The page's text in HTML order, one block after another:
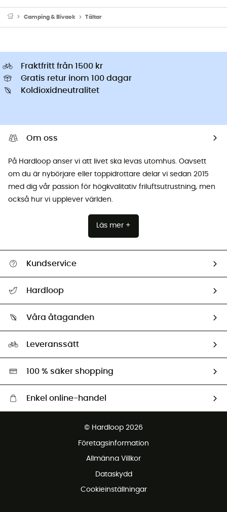
Camping & Bivack Tältar
Fraktfritt från 1500 kr
Gratis retur inom 100 dagar
Koldioxidneutralitet
Om oss
På Hardloop anser vi att livet ska levas utomhus. Oavsett
om du är nybörjare eller toppidrottare delar vi sedan 2015
med dig vår passion för högkvalitativ friluftsutrustning, men
också hur vi upplever världen.
Läs mer +
Kundservice
Retur & återbetalning
Hardloop
Ambassadörer
Våra åtaganden
Miljöanpassat urval
Leveranssätt
100 % säker shopping
Enkel online-handel
Gratis retur inom 100 dagar
© Hardloop 2026
Företagsinformation
Allmänna Villkor
Dataskydd
Cookieinställningar